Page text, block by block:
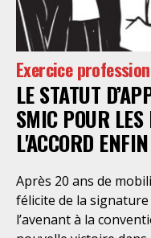
vise uniquement à «
l’objet le retenu ainsi
celle-ci et dont il
n’ont pour but,
assistance juridique,
d’exercer un recours
qui a conduit à leur
est en outre
place les avocats
conflit d’intérêt
Exercice
LE STATUT
SMIC POUR LES
L'ACCORD
Après 20 ans de
félicite de la
l’avenant à la